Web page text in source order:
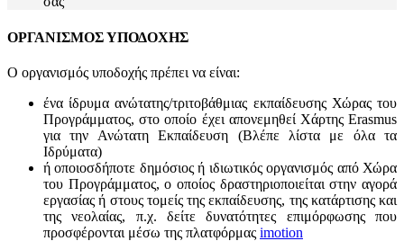
ΟΡΓΑΝΙΣΜΟΣ ΥΠΟΔΟΧΗΣ
Ο οργανισμός υποδοχής πρέπει να είναι:
ένα ίδρυμα ανώτατης/τριτοβάθμιας εκπαίδευσης Χώρας του
Προγράμματος, στο οποίο έχει απονεμηθεί Χάρτης Erasmus
για την Ανώτατη Εκπαίδευση (Βλέπε λίστα με όλα τα
Ιδρύματα)
ή οποιοσδήποτε δημόσιος ή ιδιωτικός οργανισμός από Χώρα
του Προγράμματος, ο οποίος δραστηριοποιείται στην αγορά
εργασίας ή στους τομείς της εκπαίδευσης, της κατάρτισης και
της νεολαίας, π.χ. δείτε δυνατότητες επιμόρφωσης που
προσφέρονται μέσω της πλατφόρμας imotion